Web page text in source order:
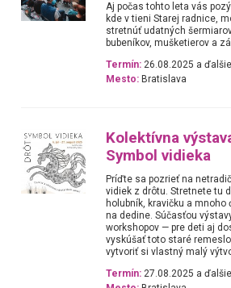
Aj počas tohto leta vás
kde v tieni Starej radnice,
stretnúť udatných
bubeníkov, mušketierov a
Termín: 26.08.2025 a ďalšie
Mesto: Bratislava
Kolektívna
Symbol vidieka
Príďte sa pozrieť na
vidiek z drôtu. Stretnete tu
holubník, kravičku a
na dedine. Súčasťou
workshopov — pre deti aj
vyskúšať toto staré
vytvoriť si vlastný malý
Termín: 27.08.2025 a ďalšie